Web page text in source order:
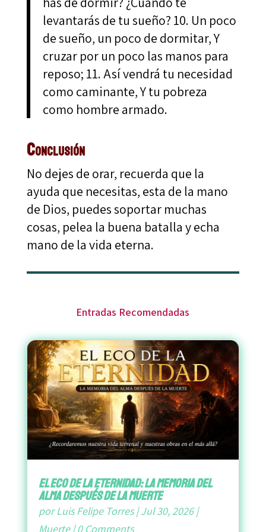
levantarás de tu sueño? 10. Un poco
de sueño, un poco de dormitar, Y
cruzar por un poco las manos para
reposo; 11. Así vendrá tu necesidad
como caminante, Y tu pobreza
como hombre armado.
Conclusión
No dejes de orar, recuerda que la
ayuda que necesitas, esta de la mano
de Dios, puedes soportar muchas
cosas, pelea la buena batalla y echa
mano de la vida eterna.
Entradas Recomendadas
El Eco de la Eternidad: La Memoria del
Alma después de la Muerte
porLuis Felipe Torres|Jul 30, 2026|
Muerte|0 Comments